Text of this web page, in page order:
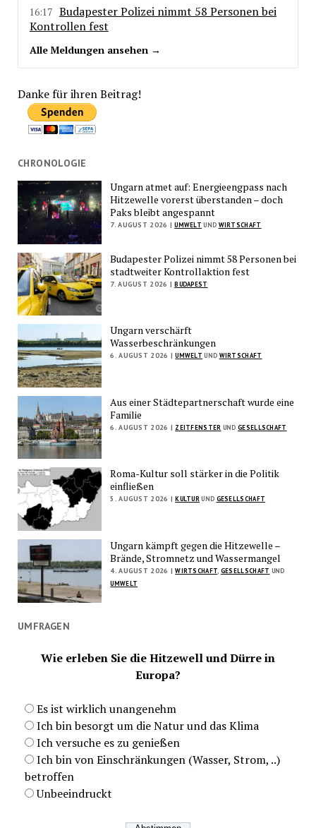
16:17 Budapester Polizei nimmt 58 Personen bei
Kontrollen fest
Alle Meldungen ansehen →
Danke für ihren Beitrag!
CHRONOLOGIE
Ungarn atmet auf: Energieengpass nach
Hitzewelle vorerst überstanden – doch
Paks bleibt angespannt
7. AUGUST 2026 | UMWELT UND WIRTSCHAFT
Budapester Polizei nimmt 58 Personen bei
stadtweiter Kontrollaktion fest
7. AUGUST 2026 | BUDAPEST
Ungarn verschärft
Wasserbeschränkungen
6. AUGUST 2026 | UMWELT UND WIRTSCHAFT
Aus einer Städtepartnerschaft wurde eine
Familie
6. AUGUST 2026 | ZEITFENSTER UNDGESELLSCHAFT
Roma-Kultur soll stärker in die Politik
einfließen
5. AUGUST 2026 | KULTURUND GESELLSCHAFT
Ungarn kämpft gegen die Hitzewelle –
Brände, Stromnetz und Wassermangel
4. AUGUST 2026 | WIRTSCHAFT GESELLSCHAFT UND
UMWELT
UMFRAGEN
Wie erleben Sie die Hitzewell und Dürre in
Europa?
Es ist wirklich unangenehm
Ich bin besorgt um die Natur und das Klima
Ich versuche es zu genießen
Ich bin von Einschränkungen (Wasser, Strom, ..)
betroffen
Unbeeindruckt